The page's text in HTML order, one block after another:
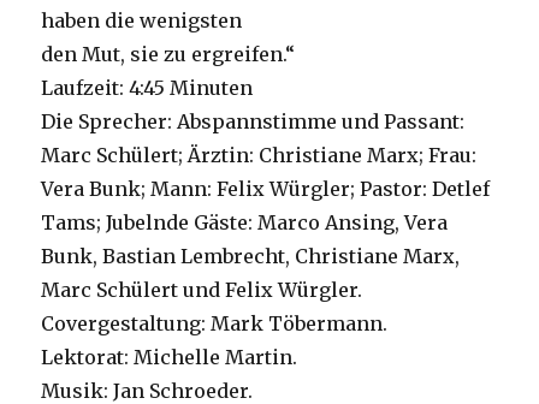
haben die wenigsten
den Mut, sie zu ergreifen.“
Laufzeit: 4:45 Minuten
Die Sprecher: Abspannstimme und Passant:
Marc Schülert; Ärztin: Christiane Marx; Frau:
Vera Bunk; Mann: Felix Würgler; Pastor: Detlef
Tams; Jubelnde Gäste: Marco Ansing, Vera
Bunk, Bastian Lembrecht, Christiane Marx,
Marc Schülert und Felix Würgler.
Covergestaltung: Mark Töbermann.
Lektorat: Michelle Martin.
Musik: Jan Schroeder.